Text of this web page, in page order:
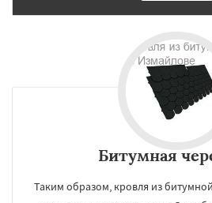
Битумная
Таким образом, кровля из